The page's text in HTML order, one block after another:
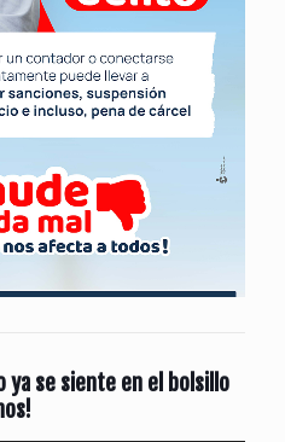
ya se siente en el bolsillo